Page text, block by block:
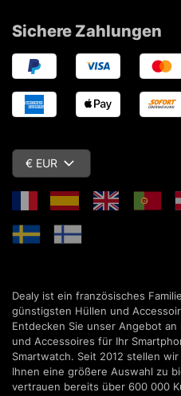
Sichere Zahlungen
€ EUR
Dealy ist ein französisches
günstigsten Hüllen und
Entdecken Sie unser Angebot
und Accessoires für Ihr
Smartwatch. Seit 2012 stellen
Ihnen eine größere Auswahl zu
vertrauen bereits über 600 000